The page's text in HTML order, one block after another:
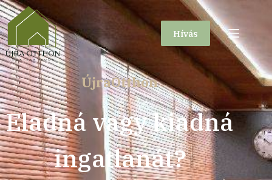
Hívás
ÚjraOtthon
Eladná vagy kiadná
ingatlanát?